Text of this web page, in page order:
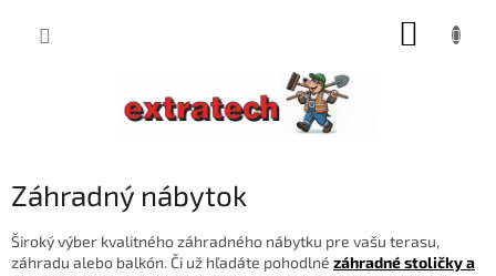
Záhradný nábytok
Široký výber kvalitného záhradného nábytku pre vašu terasu,
záhradu alebo balkón. Či už hľadáte pohodlné záhradné stoličky a